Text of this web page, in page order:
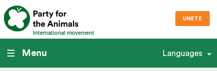
International movement
UNETE
Menu Languages